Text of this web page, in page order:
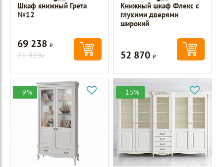
Шкаф книжный Грета
№12
69 238Р
75 939Р
Книжный шкаф Флекс с
глухими дверями
широкий
52 870Р
- 9% - 15%